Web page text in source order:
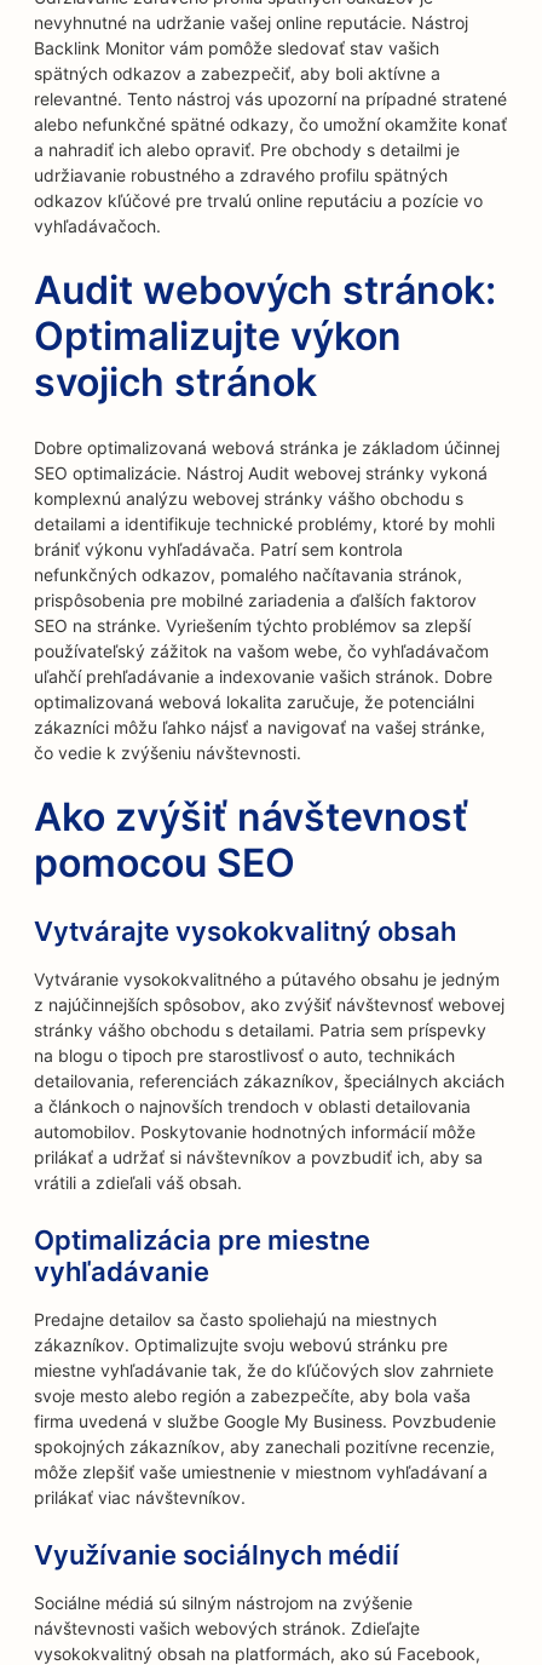
nevyhnutné na udržanie vašej online reputácie. Nástroj
Backlink Monitor vám pomôže sledovať stav vašich
spätných odkazov a zabezpečiť, aby boli aktívne a
relevantné. Tento nástroj vás upozorní na prípadné stratené
alebo nefunkčné spätné odkazy, čo umožní okamžite konať
a nahradiť ich alebo opraviť. Pre obchody s detailmi je
udržiavanie robustného a zdravého profilu spätných
odkazov kľúčové pre trvalú online reputáciu a pozície vo
vyhľadávačoch.
Audit webových stránok:
Optimalizujte výkon
svojich stránok
Dobre optimalizovaná webová stránka je základom účinnej
SEO optimalizácie. Nástroj Audit webovej stránky vykoná
komplexnú analýzu webovej stránky vášho obchodu s
detailami a identifikuje technické problémy, ktoré by mohli
brániť výkonu vyhľadávača. Patrí sem kontrola
nefunkčných odkazov, pomalého načítavania stránok,
prispôsobenia pre mobilné zariadenia a ďalších faktorov
SEO na stránke. Vyriešením týchto problémov sa zlepší
používateľský zážitok na vašom webe, čo vyhľadávačom
uľahčí prehľadávanie a indexovanie vašich stránok. Dobre
optimalizovaná webová lokalita zaručuje, že potenciálni
zákazníci môžu ľahko nájsť a navigovať na vašej stránke,
čo vedie k zvýšeniu návštevnosti.
Ako zvýšiť návštevnosť
pomocou SEO
Vytvárajte vysokokvalitný obsah
Vytváranie vysokokvalitného a pútavého obsahu je jedným
z najúčinnejších spôsobov, ako zvýšiť návštevnosť webovej
stránky vášho obchodu s detailami. Patria sem príspevky
na blogu o tipoch pre starostlivosť o auto, technikách
detailovania, referenciách zákazníkov, špeciálnych akciách
a článkoch o najnovších trendoch v oblasti detailovania
automobilov. Poskytovanie hodnotných informácií môže
prilákať a udržať si návštevníkov a povzbudiť ich, aby sa
vrátili a zdieľali váš obsah.
Optimalizácia pre miestne
vyhľadávanie
Predajne detailov sa často spoliehajú na miestnych
zákazníkov. Optimalizujte svoju webovú stránku pre
miestne vyhľadávanie tak, že do kľúčových slov zahrniete
svoje mesto alebo región a zabezpečíte, aby bola vaša
firma uvedená v službe Google My Business. Povzbudenie
spokojných zákazníkov, aby zanechali pozitívne recenzie,
môže zlepšiť vaše umiestnenie v miestnom vyhľadávaní a
prilákať viac návštevníkov.
Využívanie sociálnych médií
Sociálne médiá sú silným nástrojom na zvýšenie
návštevnosti vašich webových stránok. Zdieľajte
vysokokvalitný obsah na platformách, ako sú Facebook,